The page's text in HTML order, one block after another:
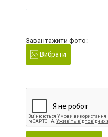
Завантажити фото:
Вибрати